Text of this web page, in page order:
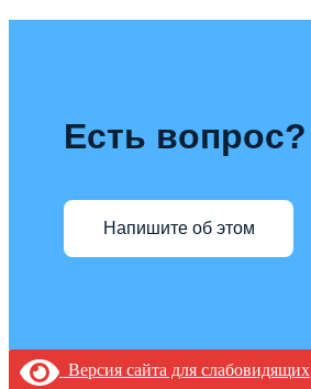
Есть вопрос?
Напишите об этом
Версия сайта для слабовидящих